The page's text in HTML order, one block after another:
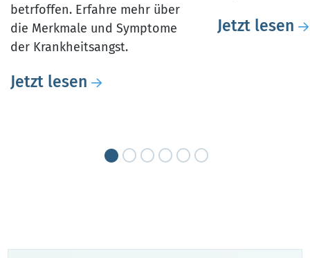
betrfoffen. Erfahre mehr über
die Merkmale und Symptome
der Krankheitsangst.
Jetzt lesen
Jetzt lesen